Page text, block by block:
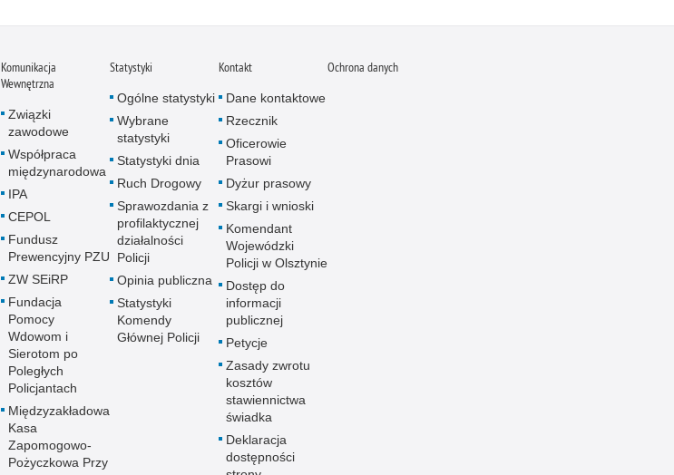
Komunikacja
Wewnętrzna
Związki
zawodowe
Współpraca
międzynarodowa
IPA
CEPOL
Fundusz
Prewencyjny PZU
ZW SEiRP
Fundacja
Pomocy
Wdowom i
Sierotom po
Poległych
Policjantach
Międzyzakładowa
Kasa
Zapomogowo-
Pożyczkowa Przy
Statystyki
Ogólne statystyki
Wybrane
statystyki
Statystyki dnia
Ruch Drogowy
Sprawozdania z
profilaktycznej
działalności
Policji
Opinia publiczna
Statystyki
Komendy
Głównej Policji
Kontakt
Dane kontaktowe
Rzecznik
Oficerowie
Prasowi
Dyżur prasowy
Skargi i wnioski
Komendant
Wojewódzki
Policji w Olsztynie
Dostęp do
informacji
publicznej
Petycje
Zasady zwrotu
kosztów
stawiennictwa
świadka
Deklaracja
dostępności
Ochrona danych